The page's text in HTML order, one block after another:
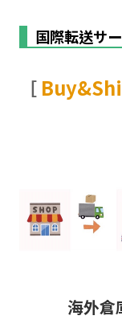
国際転送サ
［
海外倉